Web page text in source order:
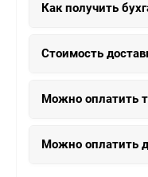
Как получить
Стоимость
Можно оплатить
Можно оплатить